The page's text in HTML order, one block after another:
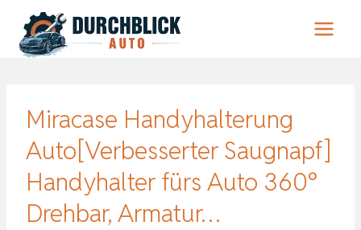
Inhalt
springen
Miracase Handyhalterung
Auto[Verbesserter Saugnapf]
Handyhalter fürs Auto 360°
Drehbar, Armatur…